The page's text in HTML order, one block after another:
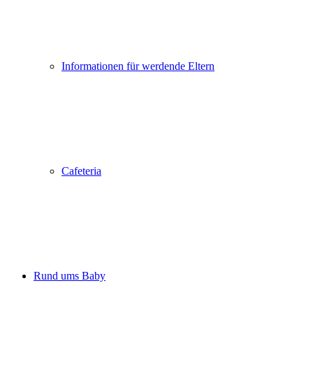
Informationen für werdende Eltern
Cafeteria
Rund ums Baby